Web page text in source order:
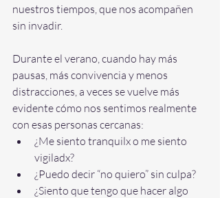
nuestros tiempos, que nos acompañen
sin invadir.
Durante el verano, cuando hay más
pausas, más convivencia y menos
distracciones, a veces se vuelve más
evidente cómo nos sentimos realmente
con esas personas cercanas:
¿Me siento tranquilx o me siento
vigiladx?
¿Puedo decir “no quiero” sin culpa?
¿Siento que tengo que hacer algo